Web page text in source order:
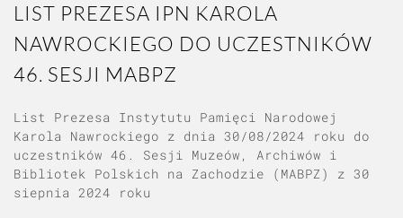
LIST PREZESA IPN KAROLA
NAWROCKIEGO DO UCZESTNIKÓW
46. SESJI MABPZ
List Prezesa Instytutu Pamięci Narodowej
Karola Nawrockiego z dnia 30/08/2024 roku do
uczestników 46. Sesji Muzeów, Archiwów i
Bibliotek Polskich na Zachodzie (MABPZ) z 30
siepnia 2024 roku